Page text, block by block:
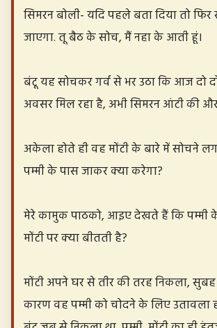
सिमरन बोली- यदि पहले बता दिया तो
जाएगा. तू बैठ के सोच, मैं नहा के आती हूं।
बंटू यह सोचकर गर्व से भर उठा कि आज दो
अवसर मिल रहा है, अभी सिमरन आंटी की और
अकेला होते ही वह मोंटी के बारे में सोचने
पम्मी के पास जाकर क्या करेगा?
मेरे कामुक पाठको, आइए देखते हैं कि पम्मी
मोंटी पर क्या बीतती है?
मोंटी अपने घर से तीर की तरह निकला, सुबह
कारण वह पम्मी को चोदने के लिए उतावला